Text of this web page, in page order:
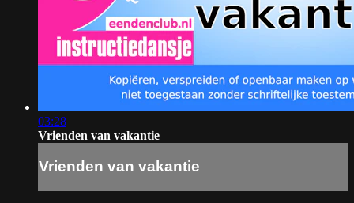
03:28
Vrienden van vakantie
Vrienden van vakantie